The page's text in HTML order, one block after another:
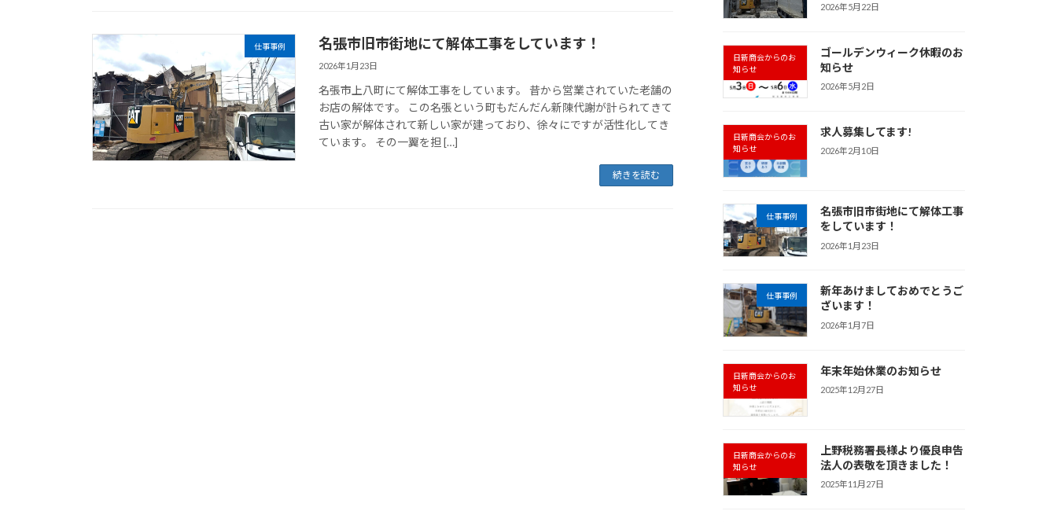
仕事事例 名張市旧市街地にて解体工事をしています！
2026年1月23日
名張市上八町にて解体工事をしています。 昔から営業されていた老舗の
お店の解体です。 この名張という町もだんだん新陳代謝が計られてきて
古い家が解体されて新しい家が建っており、徐々にですが活性化してき
ています。 その一翼を担 […]
続きを読む
2026年5月22日
日新商会からのお
知らせ
ゴールデンウィーク休暇のお
知らせ
2026年5月2日
日新商会からのお
知らせ
求人募集してます!
2026年2月10日
仕事事例
名張市旧市街地にて解体工事
をしています！
2026年1月23日
仕事事例
新年あけましておめでとうご
ざいます！
2026年1月7日
日新商会からのお
知らせ
年末年始休業のお知らせ
2025年12月27日
日新商会からのお
知らせ
上野税務署長様より優良申告
法人の表敬を頂きました！
2025年11月27日